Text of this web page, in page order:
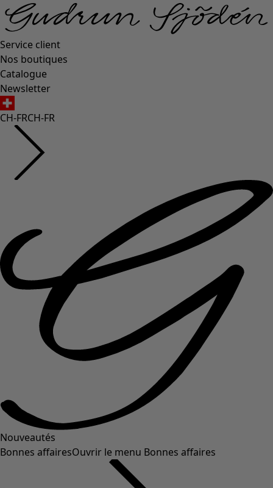
Service client
Nos boutiques
Catalogue
Newsletter
CH-FRCH-FR
Nouveautés
Bonnes affairesOuvrir le menu Bonnes affaires